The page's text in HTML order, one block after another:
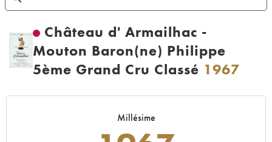
Château d' Armailhac -
Mouton Baron(ne) Philippe
5ème Grand Cru Classé 1967
Millésime